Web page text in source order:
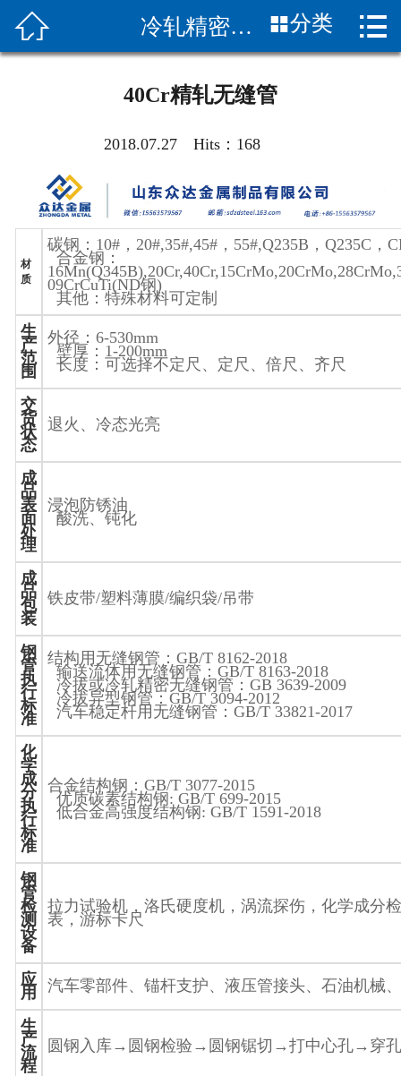
 首页
产品知识
客服服务
联系我们
 冷轧精密钢管 分类 
40Cr精轧无缝管
2018.07.27 Hits： 168
材
质
碳钢： 10#， 20#,35#,45#， 55#,Q235B ， Q235C ，
合金钢：
09CrCuTi(ND钢)
其他：特殊材料可定制
生
产
范
围
外径： 6-530mm
壁厚： 1-200mm
长度：可选择不定尺、定尺、倍尺、齐尺
交
货
状
态
退火、冷态光亮
成
品
表
面
处
理
浸泡防锈油
酸洗、钝化
成
品
包
装
铁皮带/塑料薄膜/编织袋/吊带
钢
管
执
行
标
准
结构用无缝钢管： GB/T 8162-2018
输送流体用无缝钢管： GB/T 8163-2018
冷拔或冷轧精密无缝钢管： GB 3639-2009
冷拔异型钢管：GB/T 3094-2012
汽车稳定杆用无缝钢管： GB/T 33821-2017
化
学
成
分
执
行
标
准
合金结构钢： GB/T 3077-2015
优质碳素结构钢: GB/T 699-2015
低合金高强度结构钢: GB/T 1591-2018
钢
管
检
测
设
备
拉力试验机，洛氏硬度机，涡流探伤，化学成分
表，游标卡尺
应
用 汽车零部件、锚杆支护、液压管接头、石油机械
生
产
流
程
圆钢入库→ 圆钢检验 → 圆钢锯切 →打中心孔→ 穿孔